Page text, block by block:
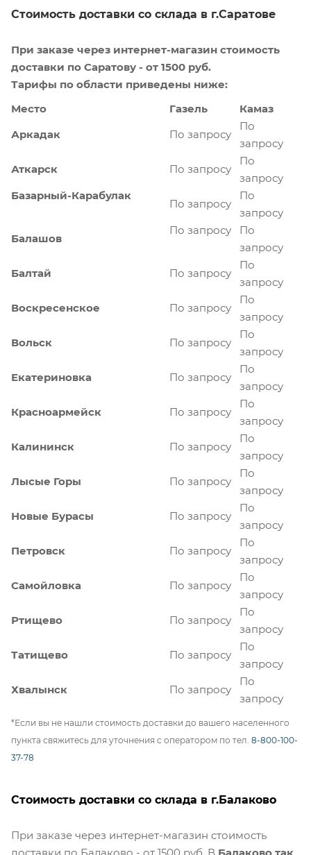
Стоимость доставки со склада в г.Саратове
При заказе через интернет-магазин стоимость
доставки по Саратову - от 1500 руб.
Тарифы по области приведены ниже:
Место
Газель
Камаз
Аркадак
По запросу
По
запросу
Аткарск
По запросу
По
запросу
Базарный-Карабулак
По запросу
По
запросу
Балашов
По запросу
По
запросу
Балтай
По запросу
По
запросу
Воскресенское
По запросу
По
запросу
Вольск
По запросу
По
запросу
Екатериновка
По запросу
По
запросу
Красноармейск
По запросу
По
запросу
Калининск
По запросу
По
запросу
Лысые Горы
По запросу
По
запросу
Новые Бурасы
По запросу
По
запросу
Петровск
По запросу
По
запросу
Самойловка
По запросу
По
запросу
Ртищево
По запросу
По
запросу
Татищево
По запросу
По
запросу
Хвалынск
По запросу
По
запросу
*Если вы не нашли стоимость доставки до вашего населенного
пункта свяжитесь для уточнения с оператором по тел. 8-800-100-
37-78
Стоимость доставки со склада в г.Балаково
При заказе через интернет-магазин стоимость